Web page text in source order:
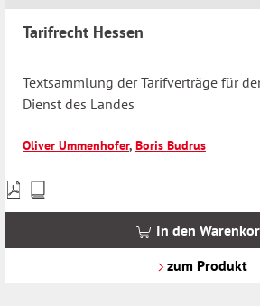
Tarifrecht Hessen
Textsammlung der Tarifverträge für
Dienst des Landes
Oliver Ummenhofer, Boris Budrus
Preise
inkl.
In den
zum Produkt